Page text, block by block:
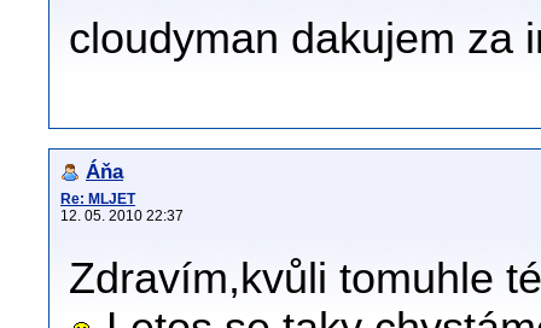
cloudyman dakujem za
Áňa
Re: MLJET
12. 05. 2010 22:37
Zdravím,kvůli tomuhle